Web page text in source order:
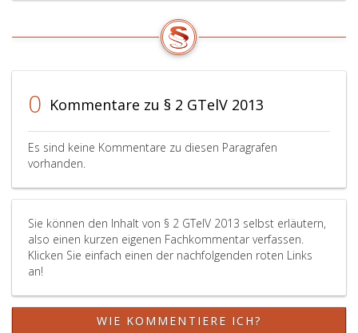
gemäß
Paragraph
Ziffer
GTelG 2012
die
Anlage
Rollen
zu
verwenden.
die
in
mehreren
zuständige
Bundesministerin
kann
im
sowie
die
Elektronische
und
des
Bundes
(EVI)
Paragraph
5,
WZEVI-
0 Kommentare zu § 2 GTelV 2013
Es sind keine Kommentare zu diesen Paragrafen
vorhanden.
Sie können den Inhalt von § 2 GTelV 2013 selbst erläutern,
also einen kurzen eigenen Fachkommentar verfassen.
Klicken Sie einfach einen der nachfolgenden roten Links
an!
WIE KOMMENTIERE ICH?